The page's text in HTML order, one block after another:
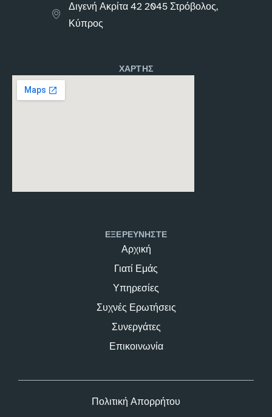
Διγενή Ακρίτα 42 2045 Στρόβολος,
Κύπρος
ΧΑΡΤΗΣ
ΕΞΕΡΕΥΝΗΣΤΕ
Αρχική
Γιατί Εμάς
Υπηρεσίες
Συχνές Ερωτήσεις
Συνεργάτες
Επικοινωνία
Πολιτική Απορρήτου